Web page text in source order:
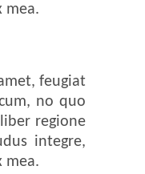
mea.
feugiat
no quo
regione
integre,
mea.